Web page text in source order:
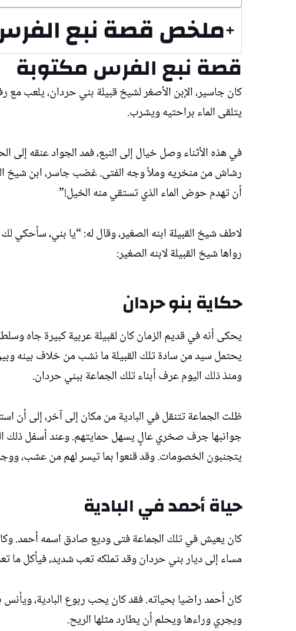
ملخص قصة نبع
قصة نبع الفرس مكتوبة
كان جاسير، الإبن الأصغر لشيخ قبيلة بني حردان، يلعب
يتلقى الماء براحتيه ويشرب.
في هذه الأثناء وصل خيال إلى النبع، فمد الجواد عنقه
رشاش من منخريه وملأ وجه الفتى. غضب جاسر، ابن شيخ
أن تهدم حوض الماء الذي تستقي منه الخيل!”
لاطف شيخ القبيلة ابنه الصغير، وقال له: “يا بني، سأحكي
رواها شيخ القبيلة لابنه الصغير:
حكاية بنو حردان
يحكى أنه في قديم الزمان كان لقبيلة عربية كبيرة جاه
يحتمل سيد من سادة تلك القبيلة ما نشب من خلاف بينه
ومنذ ذلك اليوم عرف أبناء تلك الجماعة ببني حردان.
ظلت الجماعة تتنقل في البادية من مكان إلى آخر، إلى
جوانبها جرف صخري عالٍ يسهل حمايتهم. وعند أسفل ذلك
يتجنبون الخصومات. وقد قنعوا بما تيسر لهم من عشب،
حياة أحمد في البادية
كان يعيش في تلك الجماعة فتى وديع صادق اسمه أحمد.
مساء إلى ديار بني حردان وقد تملكه تعب شديد، فيأكل ما
كان أحمد راضيا بحياته. فقد كان يحب ربوع البادية،
ويجري وراءها ويحلم أن يطارد مثلها الريح.